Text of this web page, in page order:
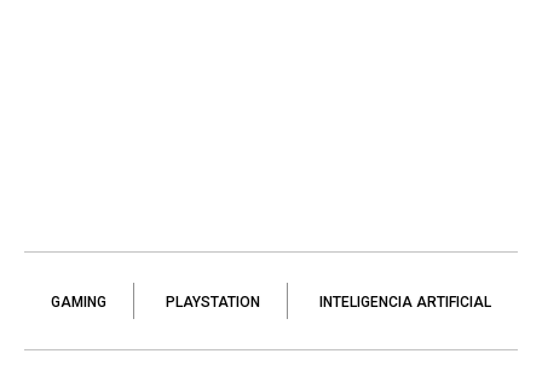
GAMING PLAYSTATION INTELIGENCIA ARTIFICIAL